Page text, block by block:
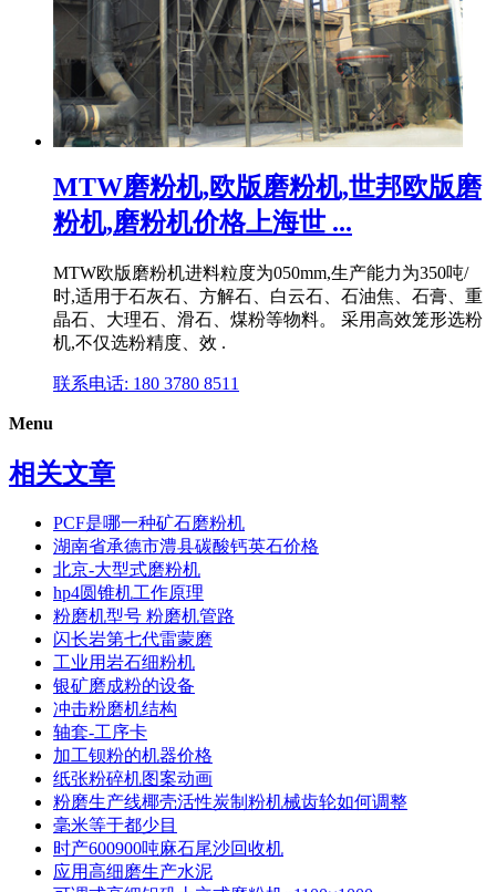
MTW磨粉机,欧版磨粉机,世邦欧版磨
粉机,磨粉机价格上海世 ...
MTW欧版磨粉机进料粒度为050mm,生产能力为350吨/
时,适用于石灰石、方解石、白云石、石油焦、石膏、重
晶石、大理石、滑石、煤粉等物料。 采用高效笼形选粉
机,不仅选粉精度、效 .
联系电话: 180 3780 8511
Menu
相关文章
PCF是哪一种矿石磨粉机
湖南省承德市澧县碳酸钙英石价格
北京-大型式磨粉机
hp4圆锥机工作原理
粉磨机型号 粉磨机管路
闪长岩第七代雷蒙磨
工业用岩石细粉机
银矿磨成粉的设备
冲击粉磨机结构
轴套-工序卡
加工钡粉的机器价格
纸张粉碎机图案动画
粉磨生产线椰壳活性炭制粉机械齿轮如何调整
毫米等于都少目
时产600900吨麻石尾沙回收机
应用高细磨生产水泥